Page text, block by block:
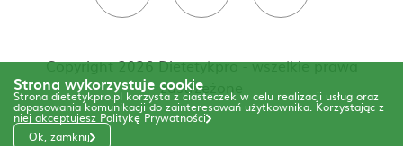
Copyright 2026 Dietetykpro - wszelkie prawa
zastrzeżone
Strona wykorzystuje cookie
Strona dietetykpro.pl korzysta z ciasteczek w celu realizacji usług oraz
dopasowania komunikacji do zainteresowań użytkownika. Korzystając z
niej akceptujesz Politykę Prywatności
Ok, zamknij